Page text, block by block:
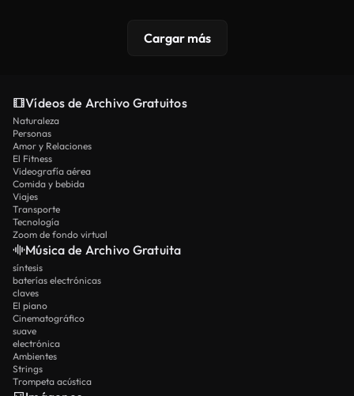
Cargar más
Vídeos de Archivo Gratuitos
Naturaleza
Personas
Amor y Relaciones
El Fitness
Videografía aérea
Comida y bebida
Viajes
Transporte
Tecnología
Zoom de fondo virtual
Música de Archivo Gratuita
síntesis
baterías electrónicas
claves
El piano
Cinematográfico
suave
electrónica
Ambientes
Strings
Trompeta acústica